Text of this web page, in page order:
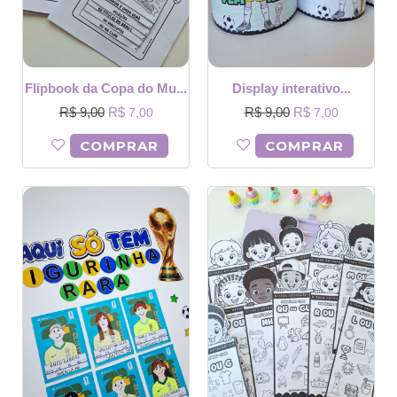
Flipbook da Copa do Mu...
R$9,00 R$7,00
COMPRAR
Display interativo...
R$9,00 R$7,00
COMPRAR